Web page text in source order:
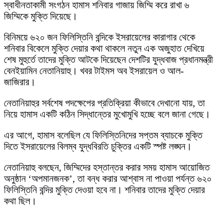
স্বাধীনতাকামী সংগঠন হামাস শনিবার গাজায় জিম্মি করে রাখা ৬
জিম্মিকে মুক্তি দিয়েছে।
বিনিময়ে ৬২০ জন ফিলিস্তিনি বন্দিকে ইসরায়েলের কারাগার থেকে
শনিবার বিকেলে মুক্তি দেয়ার কথা থাকলে নতুন এক অজুহাত দেখিয়ে
শেষ মুহুর্তে তাদের মুক্তি আটকে দিয়েছেন দেশটির যুদ্ধবাজ প্রধানমন্ত্রী
বেনইয়ামিন নেতানিয়াহু। খবর টাইমস অব ইসরায়েল ও আল-
জাজিরার।
নেতানিয়াহুর সর্বশেষ পদক্ষেপের প্রতিক্রিয়া কীভাবে দেখানো যায়, তা
নিয়ে হামাস একটি কঠিন সিদ্ধান্তের মুখোমুখি হচ্ছে বলে জানা গেছে।
এর আগে, হামাস বলেছিল যে ফিলিস্তিনিদের সপ্তম ব্যাচকে মুক্তি
দিতে ইসরায়েলের বিলম্ব যুদ্ধবিরতি চুক্তির একটি স্পষ্ট লঙ্ঘন।
নেতানিয়াহু বলছেন, জিম্মিদের হস্তান্তর করার সময় হামাস আয়োজিত
অনুষ্ঠান ‘অপমানজনক’, তা বন্ধ করার আশ্বাস না পাওয়া পর্যন্ত ৬২০
ফিলিস্তিনি বন্দির মুক্তি দেওয়া হবে না। শনিবার তাদের মুক্তি দেয়ার
কথা ছিল।